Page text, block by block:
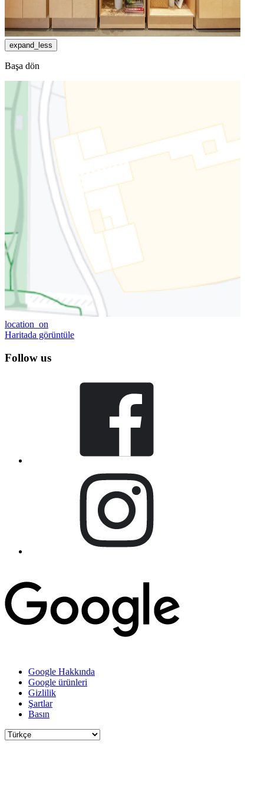
expand_less
Başa dön
location_on
Haritada görüntüle
Follow us
Google Hakkında
Google ürünleri
Gizlilik
Şartlar
Basın